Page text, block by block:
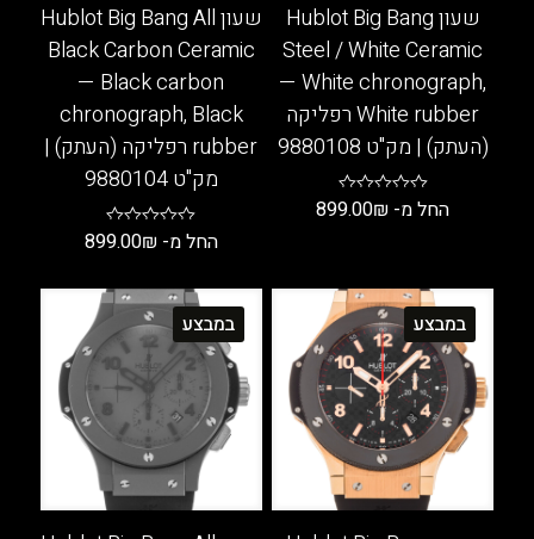
שעון Hublot Big Bang
Steel / White Ceramic
— White chronograph,
White rubber רפליקה
(העתק) | מק"ט 9880108
החל מ- 899.00₪
יש
מספר
סוגים.
ניתן
לבחור
את
האפשרויות
בעמוד
המוצר
שעון Hublot Big Bang All
Black Carbon Ceramic
— Black carbon
chronograph, Black
rubber רפליקה (העתק) |
מק"ט 9880104
החל מ- 899.00₪
זה
יש
מספר
סוגים.
ניתן
לבחור
את
האפשרויות
במבצע במבצע